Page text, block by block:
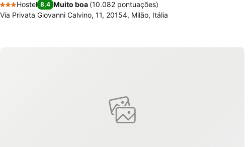
3 Estrelas
Hostel 8,4 Muito boa (10.082 pontuações)
Via Privata Giovanni Calvino, 11, 20154, Milão, Itália